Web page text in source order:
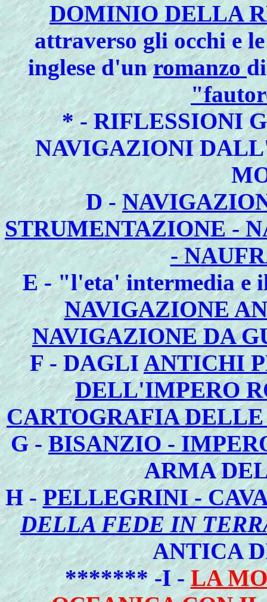
DOMINIO DELLA
attraverso gli occhi e
inglese d'unromanzo
* - RIFLESSIONI
NAVIGAZIONI
D -
STRUMENTAZIONE -
-
E - "l'eta' intermedia e
NAVIGAZIONE
NAVIGAZIONE DA
F - DAGLIANTICHI
DELL'IMPERO
CARTOGRAFIA
G -BISANZIO -
ARMA
H -PELLEGRINI -
DELLA FEDE IN
ANTICA
******* -I -LA